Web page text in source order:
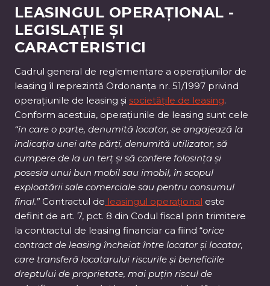
LEASINGUL OPERAȚIONAL -
LEGISLAȚIE ȘI
CARACTERISTICI
Cadrul general de reglementare a operațiunilor de
leasing îl reprezintă Ordonanța nr. 51/1997 privind
operațiunile de leasing și societățile de leasing.
Conform acestuia, operațiunile de leasing sunt cele
“în care o parte, denumită locator, se angajează la
indicația unei alte părți, denumită utilizator, să
cumpere de la un terț și să confere folosința și
posesia unui bun mobil sau imobil, în scopul
exploatării sale comerciale sau pentru consumul
final.” Contractul de leasingul operațional este
definit de art. 7, pct. 8 din Codul fiscal prin trimitere
la contractul de leasing financiar ca fiind “orice
contract de leasing încheiat între locator și locatar,
care transferă locatarului riscurile și beneficiile
dreptului de proprietate, mai puțin riscul de